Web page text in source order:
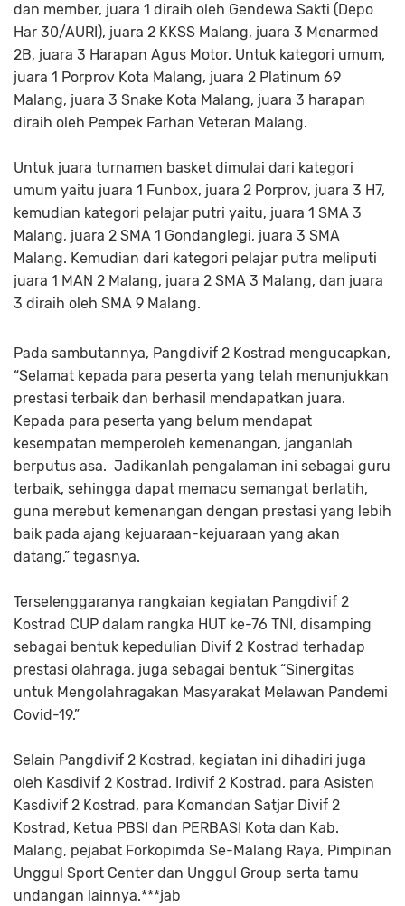
dan member, juara 1 diraih oleh Gendewa Sakti (Depo
Har 30/AURI), juara 2 KKSS Malang, juara 3 Menarmed
2B, juara 3 Harapan Agus Motor. Untuk kategori umum,
juara 1 Porprov Kota Malang, juara 2 Platinum 69
Malang, juara 3 Snake Kota Malang, juara 3 harapan
diraih oleh Pempek Farhan Veteran Malang.
Untuk juara turnamen basket dimulai dari kategori
umum yaitu juara 1 Funbox, juara 2 Porprov, juara 3 H7,
kemudian kategori pelajar putri yaitu, juara 1 SMA 3
Malang, juara 2 SMA 1 Gondanglegi, juara 3 SMA
Malang. Kemudian dari kategori pelajar putra meliputi
juara 1 MAN 2 Malang, juara 2 SMA 3 Malang, dan juara
3 diraih oleh SMA 9 Malang.
Pada sambutannya, Pangdivif 2 Kostrad mengucapkan,
“Selamat kepada para peserta yang telah menunjukkan
prestasi terbaik dan berhasil mendapatkan juara.
Kepada para peserta yang belum mendapat
kesempatan memperoleh kemenangan, janganlah
berputus asa. Jadikanlah pengalaman ini sebagai guru
terbaik, sehingga dapat memacu semangat berlatih,
guna merebut kemenangan dengan prestasi yang lebih
baik pada ajang kejuaraan-kejuaraan yang akan
datang,” tegasnya.
Terselenggaranya rangkaian kegiatan Pangdivif 2
Kostrad CUP dalam rangka HUT ke-76 TNI, disamping
sebagai bentuk kepedulian Divif 2 Kostrad terhadap
prestasi olahraga, juga sebagai bentuk “Sinergitas
untuk Mengolahragakan Masyarakat Melawan Pandemi
Covid-19.”
Selain Pangdivif 2 Kostrad, kegiatan ini dihadiri juga
oleh Kasdivif 2 Kostrad, Irdivif 2 Kostrad, para Asisten
Kasdivif 2 Kostrad, para Komandan Satjar Divif 2
Kostrad, Ketua PBSI dan PERBASI Kota dan Kab.
Malang, pejabat Forkopimda Se-Malang Raya, Pimpinan
Unggul Sport Center dan Unggul Group serta tamu
undangan lainnya.***jab